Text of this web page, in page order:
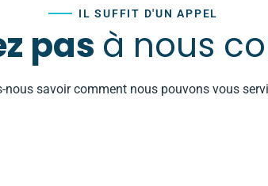
IL SUFFIT D'UN APPEL
pas à nous
savoir comment nous pouvons vous